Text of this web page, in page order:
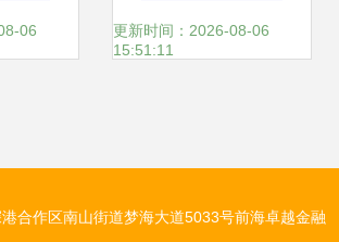
例06
器【免费ERP可商
更新时间：2026-08-06
15:51:11
合作区南山街道梦海大道5033号前海卓越金融